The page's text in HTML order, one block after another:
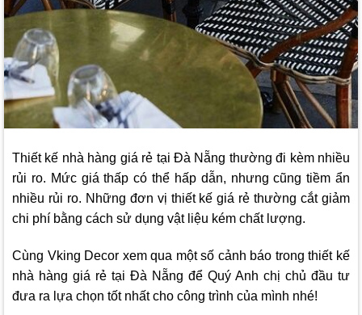
Thiết kế nhà hàng giá rẻ tại Đà Nẵng thường đi kèm nhiều
rủi ro. Mức giá thấp có thể hấp dẫn, nhưng cũng tiềm ẩn
nhiều rủi ro. Những đơn vị thiết kế giá rẻ thường cắt giảm
chi phí bằng cách sử dụng vật liệu kém chất lượng.
Cùng Vking Decor xem qua một số cảnh báo trong thiết kế
nhà hàng giá rẻ tại Đà Nẵng để Quý Anh chị chủ đầu tư
đưa ra lựa chọn tốt nhất cho công trình của mình nhé!